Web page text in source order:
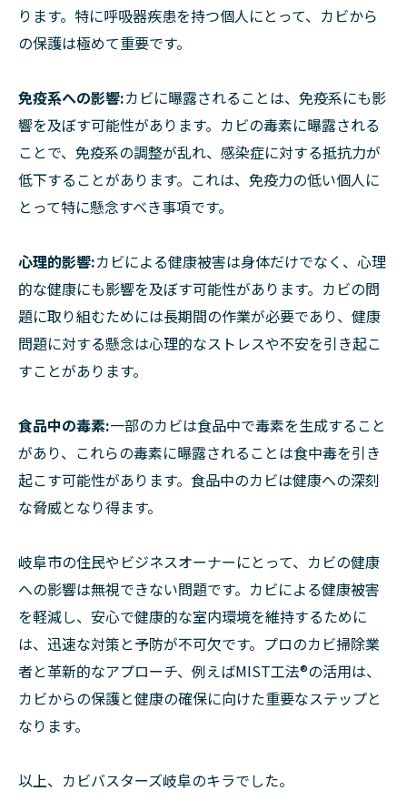
ります。特に呼吸器疾患を持つ個人にとって、カビから
の保護は極めて重要です。
免疫系への影響:カビに曝露されることは、免疫系にも影
響を及ぼす可能性があります。カビの毒素に曝露される
ことで、免疫系の調整が乱れ、感染症に対する抵抗力が
低下することがあります。これは、免疫力の低い個人に
とって特に懸念すべき事項です。
心理的影響:カビによる健康被害は身体だけでなく、心理
的な健康にも影響を及ぼす可能性があります。カビの問
題に取り組むためには長期間の作業が必要であり、健康
問題に対する懸念は心理的なストレスや不安を引き起こ
すことがあります。
食品中の毒素:一部のカビは食品中で毒素を生成すること
があり、これらの毒素に曝露されることは食中毒を引き
起こす可能性があります。食品中のカビは健康への深刻
な脅威となり得ます。
岐阜市の住民やビジネスオーナーにとって、カビの健康
への影響は無視できない問題です。カビによる健康被害
を軽減し、安心で健康的な室内環境を維持するために
は、迅速な対策と予防が不可欠です。プロのカビ掃除業
者と革新的なアプローチ、例えばMIST工法®の活用は、
カビからの保護と健康の確保に向けた重要なステップと
なります。
以上、カビバスターズ岐阜のキラでした。